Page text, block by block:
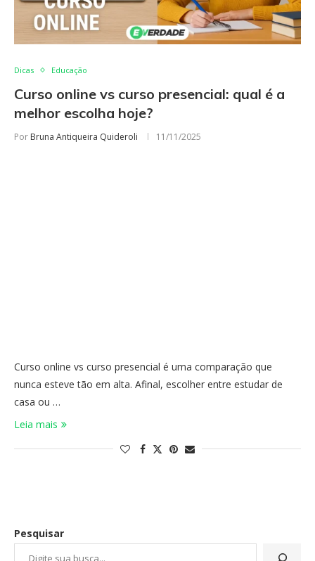
Dicas Educação
Curso online vs curso presencial: qual é a
melhor escolha hoje?
Por Bruna Antiqueira Quideroli 11/11/2025
Curso online vs curso presencial é uma comparação que
nunca esteve tão em alta. Afinal, escolher entre estudar de
casa ou …
Leia mais
Pesquisar